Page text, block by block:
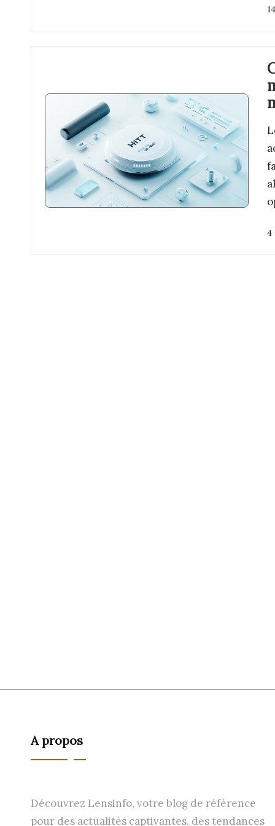
4
A propos
Découvrez Lensinfo, votre blog de référence
pour des actualités captivantes, des tendances